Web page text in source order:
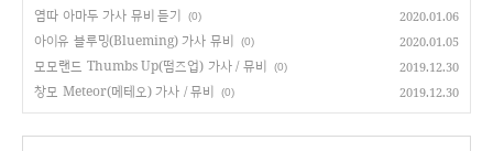
염따 아마두 가사 뮤비 듣기 (0) 2020.01.06
아이유 블루밍(Blueming) 가사 뮤비 (0) 2020.01.05
모모랜드 Thumbs Up(떰즈업) 가사 / 뮤비 (0) 2019.12.30
창모 Meteor(메테오) 가사 / 뮤비 (0) 2019.12.30